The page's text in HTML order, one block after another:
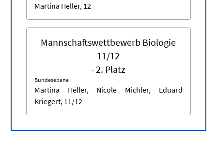
Martina Heller, 12
Mannschaftswettbewerb Biologie
11/12
- 2. Platz
Bundesebene
Martina Heller, Nicole Michler, Eduard
Kriegert, 11/12